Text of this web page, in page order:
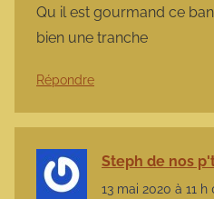
Qu il est gourmand ce
bien une tranche
Répondre
Steph de nos
13 mai 2020 à 11 h